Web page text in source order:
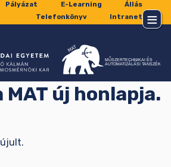
Pályázat E-Learning
Állás
Telefonkönyv
Intranet
új honlapja.